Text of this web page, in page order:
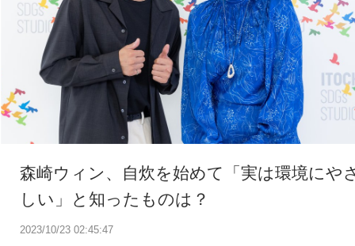
2023/10/23 02:45:47
森崎ウィン、自炊を始めて「実は環境にや
しい」と知ったものは？